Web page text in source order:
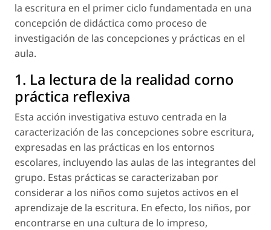
la escritura en el primer ciclo fundamentada en una
concepción de didáctica como proceso de
investigación de las concepciones y prácticas en el
aula.
1. La lectura de la realidad corno
práctica reflexiva
Esta acción investigativa estuvo centrada en la
caracterización de las concepciones sobre escritura,
expresadas en las prácticas en los entornos
escolares, incluyendo las aulas de las integrantes del
grupo. Estas prácticas se caracterizaban por
considerar a los niños como sujetos activos en el
aprendizaje de la escritura. En efecto, los niños, por
encontrarse en una cultura de lo impreso,